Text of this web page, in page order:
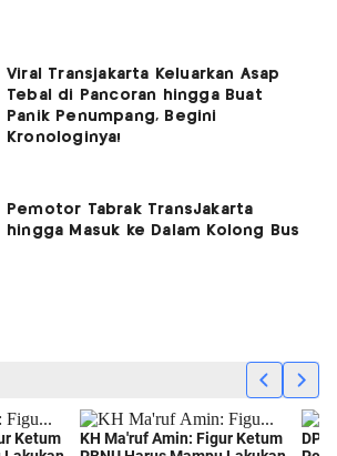
Viral Transjakarta Keluarkan Asap
Tebal di Pancoran hingga Buat
Panik Penumpang, Begini
Kronologinya!
Pemotor Tabrak TransJakarta
hingga Masuk ke Dalam Kolong Bus